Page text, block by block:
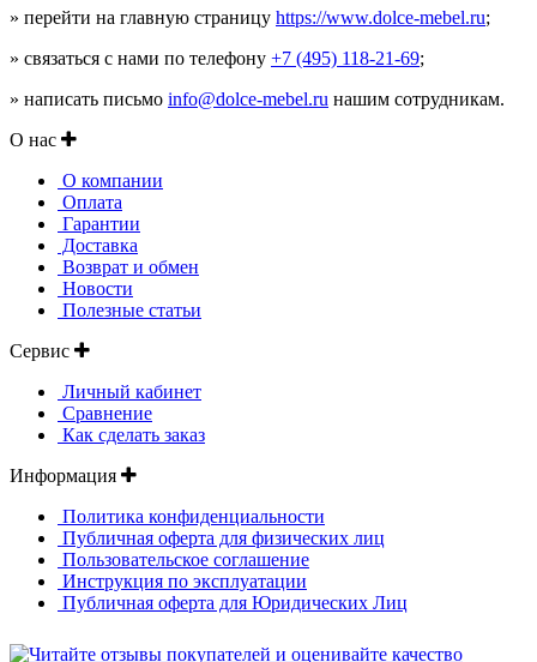
» перейти на главную страницу https://www.dolce-mebel.ru;
» связаться с нами по телефону +7 (495) 118-21-69;
» написать письмо info@dolce-mebel.ru нашим сотрудникам.
О нас
О компании
Оплата
Гарантии
Доставка
Возврат и обмен
Новости
Полезные статьи
Сервис
Личный кабинет
Сравнение
Как сделать заказ
Информация
Политика конфиденциальности
Публичная оферта для физических лиц
Пользовательское соглашение
Инструкция по эксплуатации
Публичная оферта для Юридических Лиц